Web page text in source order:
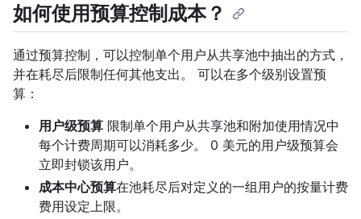
如何使用预算控制成本？
通过预算控制，可以控制单个用户从共享池中抽出的方式，
并在耗尽后限制任何其他支出。 可以在多个级别设置预
算：
用户级预算 限制单个用户从共享池和附加使用情况中
每个计费周期可以消耗多少。 0 美元的用户级预算会
立即封锁该用户。
成本中心预算在池耗尽后对定义的一组用户的按量计费
费用设定上限。